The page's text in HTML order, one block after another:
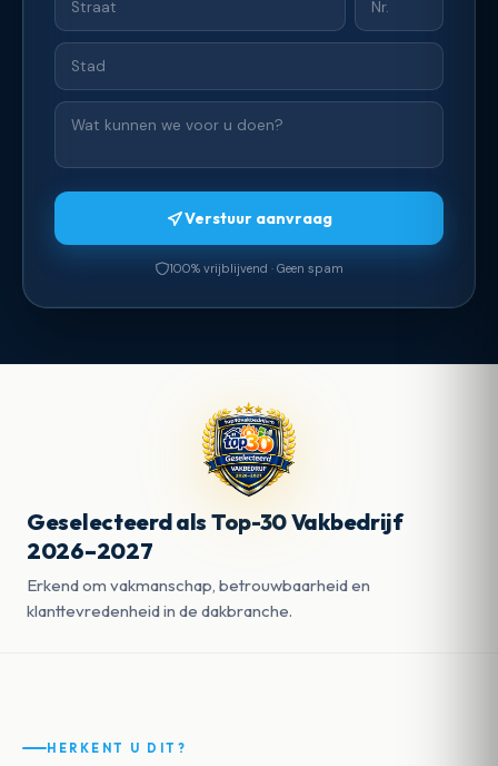
Verstuur aanvraag
100% vrijblijvend · Geen spam
Geselecteerd als Top-30 Vakbedrijf
2026–2027
Erkend om vakmanschap, betrouwbaarheid en
klanttevredenheid in de dakbranche.
HERKENT U DIT?